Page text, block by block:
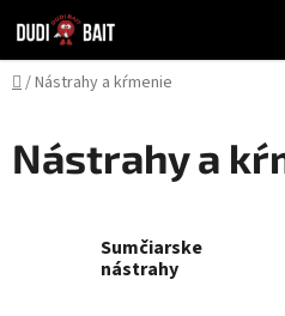
na
obsah
Domov
/Nástrahy a kŕmenie
Nástrahy a
Sumčiarske
nástrahy